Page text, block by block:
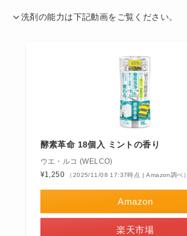
洗剤の能力は下記動画をご覧ください。
酵素革命 18個入 ミントの香り
ウエ・ルコ (WELCO)
¥1,250
（2025/11/08 17:37時点 | Amazon調べ）
Amazon
楽天市場